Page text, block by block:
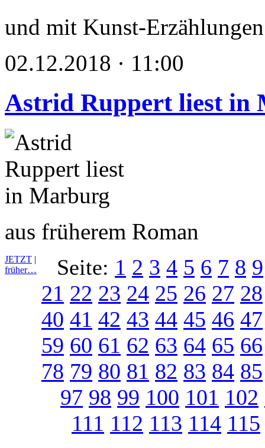
und mit Kunst-
02.12.2018 · 11:00
Astrid Ruppert liest in
aus früherem Roman
JETZT |
früher…
Seite: 1 2 3 4 5 6 7 8 9
21 22 23 24 25 26 27 28
40 41 42 43 44 45 46 47
59 60 61 62 63 64 65 66
78 79 80 81 82 83 84 85
97 98 99 100 101 102
111 112 113 114 115